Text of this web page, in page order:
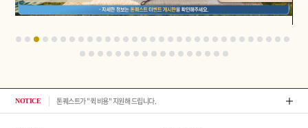
NOTICE 톤퀘스트가 "퀵 비용" 지원해 드립니다. 2026